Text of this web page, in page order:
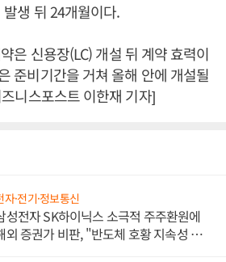
생 뒤 24개월이다.
은 신용장(LC) 개설 뒤 계약 효력이
준비기간을 거쳐 올해 안에 개설될
니스포스트 이한재 기자]
자·전기·정보통신
성전자 SK하이닉스 소극적 주주환원에
외 증권가 비판, "반도체 호황 지속성 의